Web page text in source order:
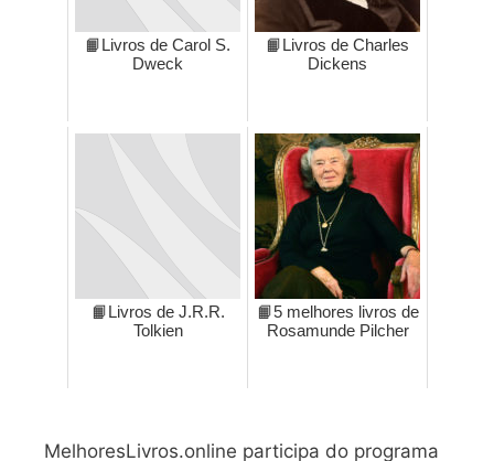
📙Livros de Carol S.
Dweck
📙Livros de Charles
Dickens
📙Livros de J.R.R.
Tolkien
📙5 melhores livros de
Rosamunde Pilcher
MelhoresLivros.online participa do programa